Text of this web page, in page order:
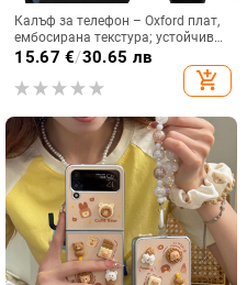
Калъф за телефон – Oxford плат,
ембосирана текстура; устойчив
на износ и изпадане, против
отпечатъци; съвместим с iPhone
12, iPhone 13, iPhone 14 и други
15.67 €/30.65 лв
add_shopping_cart